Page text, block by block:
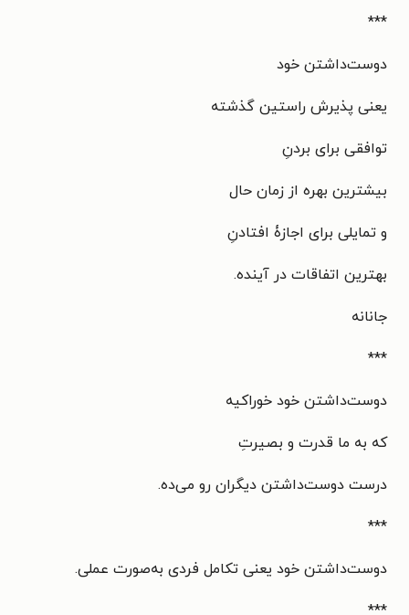
***
دوست‌داشتن خود
یعنی پذیرش راستین گذشته
توافقی برای بردنِ
بیشترین بهره از زمان حال
و تمایلی برای اجازۀ افتادنِ
بهترین اتفاقات در آینده.
جانانه
***
دوست‌داشتن خود خوراکیه
که به ما قدرت و بصیرتِ
درست دوست‌داشتن دیگران رو می‌ده.
***
دوست‌داشتن خود یعنی تکامل فردی به‌صورت عملی.